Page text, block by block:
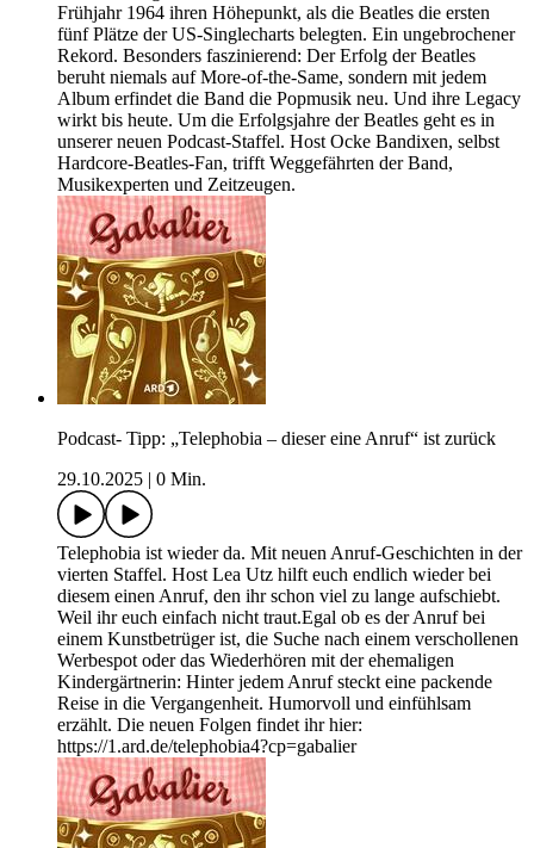
Frühjahr 1964 ihren Höhepunkt, als die Beatles die ersten
fünf Plätze der US-Singlecharts belegten. Ein ungebrochener
Rekord. Besonders faszinierend: Der Erfolg der Beatles
beruht niemals auf More-of-the-Same, sondern mit jedem
Album erfindet die Band die Popmusik neu. Und ihre Legacy
wirkt bis heute. Um die Erfolgsjahre der Beatles geht es in
unserer neuen Podcast-Staffel. Host Ocke Bandixen, selbst
Hardcore-Beatles-Fan, trifft Weggefährten der Band,
Musikexperten und Zeitzeugen.
Podcast- Tipp: „Telephobia – dieser eine Anruf“ ist zurück
29.10.2025
0 Min.
Telephobia ist wieder da. Mit neuen Anruf-Geschichten in der
vierten Staffel. Host Lea Utz hilft euch endlich wieder bei
diesem einen Anruf, den ihr schon viel zu lange aufschiebt.
Weil ihr euch einfach nicht traut.Egal ob es der Anruf bei
einem Kunstbetrüger ist, die Suche nach einem verschollenen
Werbespot oder das Wiederhören mit der ehemaligen
Kindergärtnerin: Hinter jedem Anruf steckt eine packende
Reise in die Vergangenheit. Humorvoll und einfühlsam
erzählt. Die neuen Folgen findet ihr hier:
https://1.ard.de/telephobia4?cp=gabalier